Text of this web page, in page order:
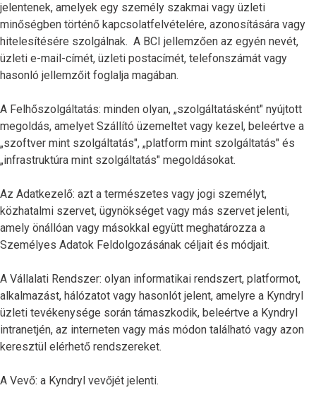
jelentenek, amelyek egy személy szakmai vagy üzleti
minőségben történő kapcsolatfelvételére, azonosítására vagy
hitelesítésére szolgálnak. A BCI jellemzően az egyén nevét,
üzleti e-mail-címét, üzleti postacímét, telefonszámát vagy
hasonló jellemzőit foglalja magában.
A Felhőszolgáltatás: minden olyan, „szolgáltatásként" nyújtott
megoldás, amelyet Szállító üzemeltet vagy kezel, beleértve a
„szoftver mint szolgáltatás", „platform mint szolgáltatás" és
„infrastruktúra mint szolgáltatás" megoldásokat.
Az Adatkezelő: azt a természetes vagy jogi személyt,
közhatalmi szervet, ügynökséget vagy más szervet jelenti,
amely önállóan vagy másokkal együtt meghatározza a
Személyes Adatok Feldolgozásának céljait és módjait.
A Vállalati Rendszer: olyan informatikai rendszert, platformot,
alkalmazást, hálózatot vagy hasonlót jelent, amelyre a Kyndryl
üzleti tevékenysége során támaszkodik, beleértve a Kyndryl
intranetjén, az interneten vagy más módon található vagy azon
keresztül elérhető rendszereket.
A Vevő: a Kyndryl vevőjét jelenti.